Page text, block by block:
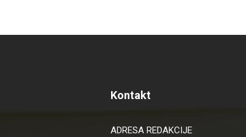
Kontakt
ADRESA REDAKCIJE